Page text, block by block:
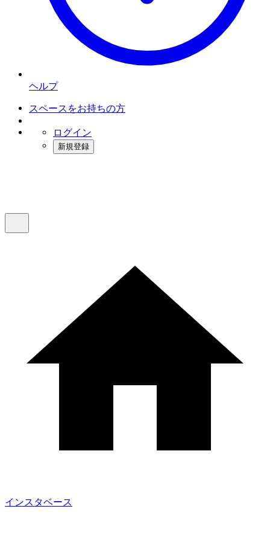
ヘルプ
スペースをお持ちの方
ログイン
新規登録
インスタベース